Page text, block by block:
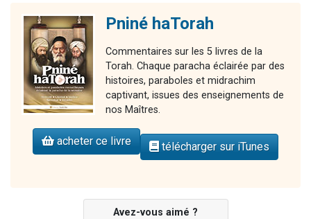
Pniné haTorah
Commentaires sur les 5 livres de la
Torah. Chaque paracha éclairée par des
histoires, paraboles et midrachim
captivant, issues des enseignements de
nos Maîtres.
acheter ce livre télécharger sur iTunes
Avez-vous aimé ?